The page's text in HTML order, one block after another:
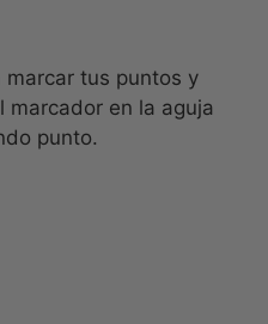
tus puntos y
marcador en la aguja
punto.